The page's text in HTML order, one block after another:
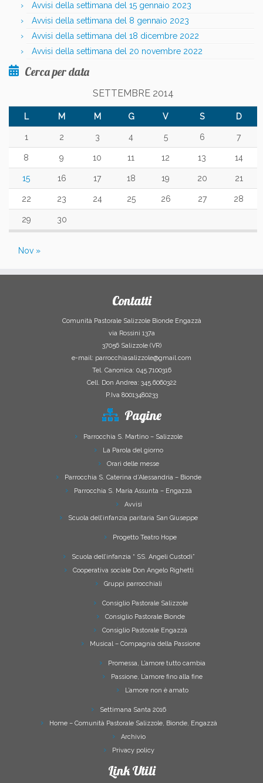
Avvisi della settimana del 15 gennaio 2023
Avvisi della settimana del 8 gennaio 2023
Avvisi della settimana del 18 dicembre 2022
Avvisi della settimana del 20 novembre 2022
Cerca per data
SETTEMBRE 2014
L M M G V S D
1 2 3 4 5 6 7
8 9 10 11 12 13 14
15 16 17 18 19 20 21
22 23 24 25 26 27 28
29 30
Nov »
Contatti
Comunità Pastorale Salizzole Bionde Engazzà
via Rossini 137a
37056 Salizzole (VR)
e-mail: parrocchiasalizzole@gmail.com
Tel. Canonica: 045.7100316
Cell. Don Andrea: 345.6060322
P.Iva 80013480233
Pagine
Parrocchia S. Martino – Salizzole
La Parola del giorno
Orari delle messe
Parrocchia S. Caterina d’Alessandria – Bionde
Parrocchia S. Maria Assunta – Engazzà
Avvisi
Scuola dell’infanzia paritaria San Giuseppe
Progetto Teatro Hope
Scuola dell’infanzia “ SS. Angeli Custodi”
Cooperativa sociale Don Angelo Righetti
Gruppi parrocchiali
Consiglio Pastorale Salizzole
Consiglio Pastorale Bionde
Consiglio Pastorale Engazzà
Musical – Compagnia della Passione
Promessa, L’amore tutto cambia
Passione, L’amore fino alla fine
L’amore non è amato
Settimana Santa 2016
Home – Comunità Pastorale Salizzole, Bionde, Engazzà
Archivio
Privacy policy
Link Utili